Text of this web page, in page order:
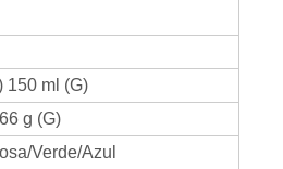
150 ml (G)
g (G)
Verde/Azul